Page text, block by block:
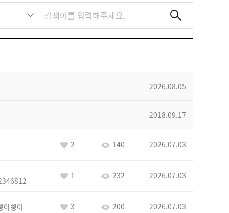
2026.08.05
2018.09.17
2 140 2026.07.03
1 232 2026.07.03
야빵야 3 200 2026.07.03